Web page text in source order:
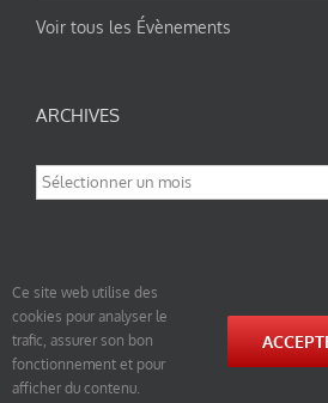
Voir tous les Évènements
ARCHIVES
Archives
© tao-yin.co © TAO-YIN.fr Georges Charles, Hormis les
et https://tao-yin.fr/san-yiquan-le-poing-des-trois-
Paternité-Partage des Conditions Initiales à l’Identique 3.0
Ce site web utilise des
cookies pour analyser le
trafic, assurer son bon
fonctionnement et pour
afficher du contenu.